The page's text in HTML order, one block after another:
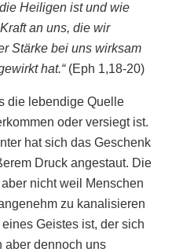
Heiligen ist und wie
an uns, die wir
Stärke bei uns wirksam
hat.“ (Eph 1,18-20)
die lebendige Quelle
oder versiegt ist.
hat sich das Geschenk
Druck angestaut. Die
nicht weil Menschen
zu kanalisieren
Geistes ist, der sich
aber dennoch uns